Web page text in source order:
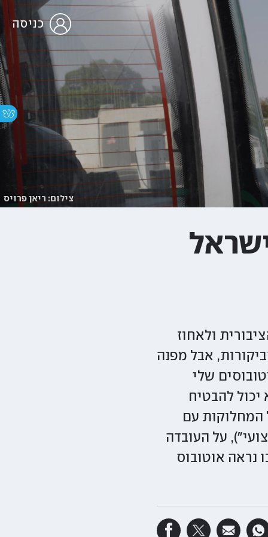
כניסה
צילום: ריאן פרויס
ולאחוז
אבל מפנה
הנת"צים היא אבי החטאים. 98% מהאוטובוסים שלי
להבטיח
המחלוקות עם
על העובדה
נראה אוטובוס